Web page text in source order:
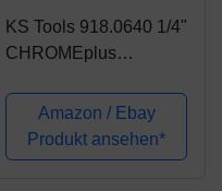
KS Tools 918.0640 1/4"
CHROMEplus
40-tlg.Amazon / Ebay
Produkt ansehen*